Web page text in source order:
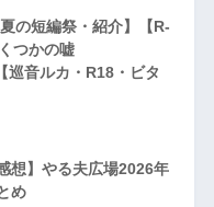
の短編祭・紹介】【R-
つかの嘘
巡音ルカ・R18・ビタ
想】やる夫広場2026年
め